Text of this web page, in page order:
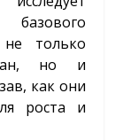
базового
не только
но и
как они
роста и